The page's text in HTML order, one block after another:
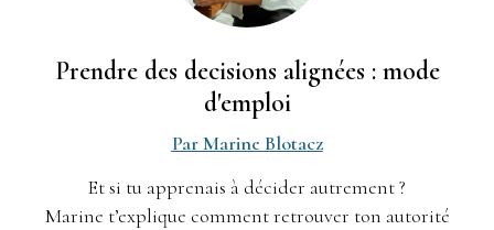
Prendre des decisions alignées : mode
d'emploi
Par Marine Blotacz
Et si tu apprenais à décider autrement ?
Marine t’explique comment retrouver ton autorité